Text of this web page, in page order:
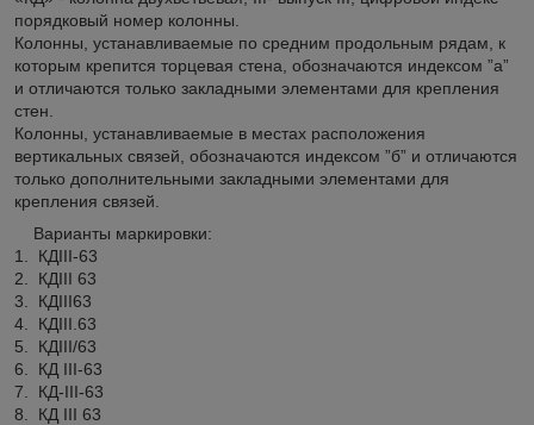
порядковый номер колонны.
Колонны, устанавливаемые по средним продольным рядам, к
которым крепится торцевая стена, обозначаются индексом ”а”
и отличаются только закладными элементами для крепления
стен.
Колонны, устанавливаемые в местах расположения
вертикальных связей, обозначаются индексом ”б” и отличаются
только дополнительными закладными элементами для
крепления связей.
Варианты маркировки:
1. КДIII-63
2. КДIII 63
3. КДIII63
4. КДIII.63
5. КДIII/63
6. КД III-63
7. КД-III-63
8. КД III 63